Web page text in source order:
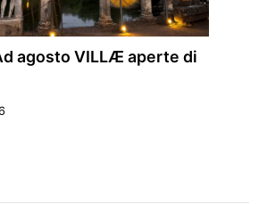
agosto VILLÆ aperte di